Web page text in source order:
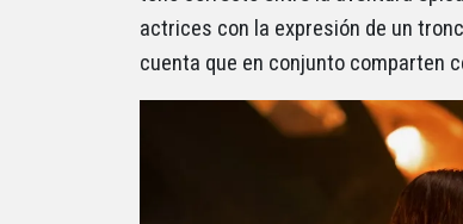
actrices con la expresión de un
cuenta que en conjunto comparten